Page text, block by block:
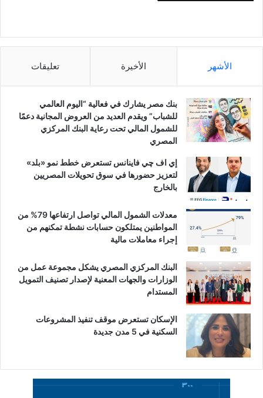
الأشهر الأخيرة تعليقات
بنك مصر يشارك في فعالية “اليوم العالمي
للشباب” ويقدم العديد من العروض المجانية دعمًا
للشمول المالي تحت رعاية البنك المركزي
المصري
إي اف چي فاينانس تستعرض خطط نمو «بلد»
لتعزيز حضورها في سوق تحويلات المصريين
بالخارج
معدلات الشمول المالي تواصل ارتفاعها 79% من
المواطنين يمتلكون حسابات نشطة تمكنهم من
إجراء معاملات مالية
البنك المركزي المصري يشكل مجموعة عمل من
الوزارات والجهات المعنية لإصدار تصنيف التمويل
المستدام
الإسكان تستعرض موقف تنفيذ المشروعات
السكنية في 5 مدن جديدة